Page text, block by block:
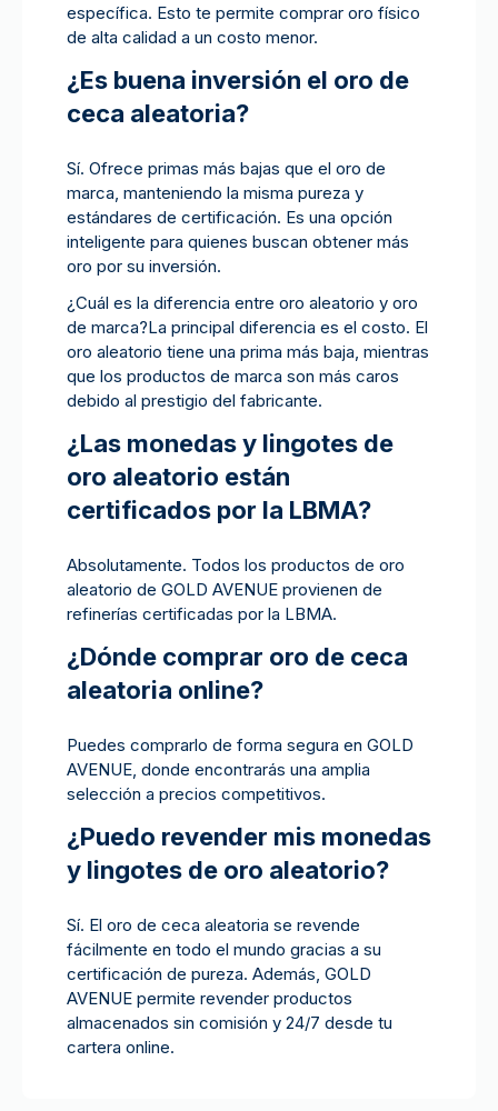
específica. Esto te permite comprar oro físico
de alta calidad a un costo menor.
¿Es buena inversión el oro de
ceca aleatoria?
Sí. Ofrece primas más bajas que el oro de
marca, manteniendo la misma pureza y
estándares de certificación. Es una opción
inteligente para quienes buscan obtener más
oro por su inversión.
¿Cuál es la diferencia entre oro aleatorio y oro
de marca?La principal diferencia es el costo. El
oro aleatorio tiene una prima más baja, mientras
que los productos de marca son más caros
debido al prestigio del fabricante.
¿Las monedas y lingotes de
oro aleatorio están
certificados por la LBMA?
Absolutamente. Todos los productos de oro
aleatorio de GOLD AVENUE provienen de
refinerías certificadas por la LBMA.
¿Dónde comprar oro de ceca
aleatoria online?
Puedes comprarlo de forma segura en GOLD
AVENUE, donde encontrarás una amplia
selección a precios competitivos.
¿Puedo revender mis monedas
y lingotes de oro aleatorio?
Sí. El oro de ceca aleatoria se revende
fácilmente en todo el mundo gracias a su
certificación de pureza. Además, GOLD
AVENUE permite revender productos
almacenados sin comisión y 24/7 desde tu
cartera online.